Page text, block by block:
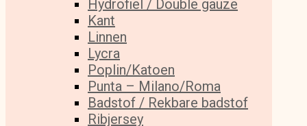
Hydrofiel / Double gauze
Kant
Linnen
Lycra
Poplin/Katoen
Punta – Milano/Roma
Badstof / Rekbare badstof
Ribjersey